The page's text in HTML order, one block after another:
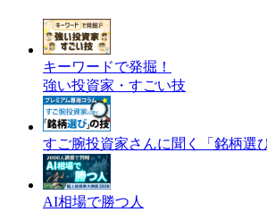
キーワードで発掘！
強い投資家・すごい技
すご腕投資家さんに聞く「銘柄選
AI相場で勝つ人